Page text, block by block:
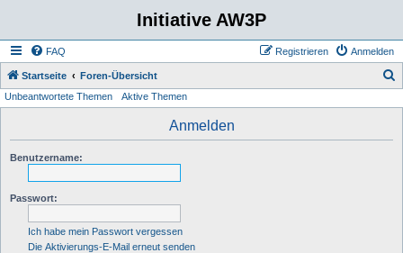
Initiative AW3P
FAQ Anmelden
Registrieren
Startseite Foren-Übersicht
Unbeantwortete Themen Aktive Themen
Anmelden
Benutzername:
Passwort:
Ich habe mein Passwort vergessen
Die Aktivierungs-E-Mail erneut senden